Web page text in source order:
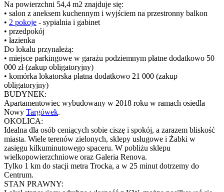
Na powierzchni 54,4 m2 znajduje się:
• salon z aneksem kuchennym i wyjściem na przestronny balkon
• 2 pokoje - sypialnia i gabinet
• przedpokój
• łazienka
Do lokalu przynależą:
• miejsce parkingowe w garażu podziemnym płatne dodatkowo 50
000 zł (zakup obligatoryjny)
• komórka lokatorska płatna dodatkowo 21 000 (zakup
obligatoryjny)
BUDYNEK:
Apartamentowiec wybudowany w 2018 roku w ramach osiedla
Nowy Targówek.
OKOLICA:
Idealna dla osób ceniących sobie ciszę i spokój, a zarazem bliskość
miasta. Wiele terenów zielonych, sklepy usługowe i Żabki w
zasięgu kilkuminutowego spaceru. W pobliżu sklepu
wielkopowierzchniowe oraz Galeria Renova.
Tylko 1 km do stacji metra Trocka, a w 25 minut dotrzemy do
Centrum.
STAN PRAWNY: